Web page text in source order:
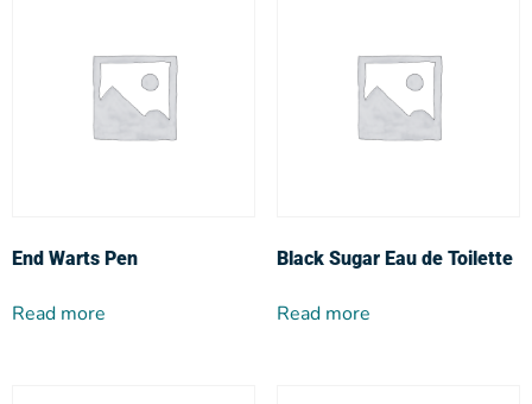
End Warts Pen
Read more
Black Sugar Eau de Toilette
Read more